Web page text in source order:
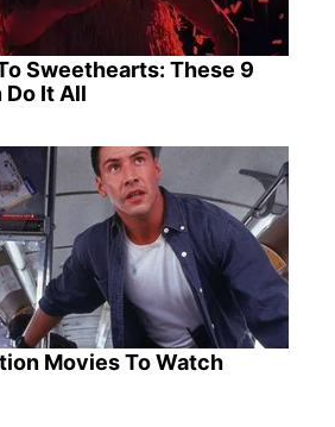
Sweethearts: These 9
It All
Movies To Watch